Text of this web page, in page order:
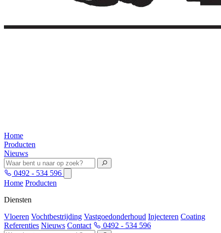
Home
Producten
Nieuws
0492 - 534 596
Home Producten
Diensten
Vloeren Vochtbestrijding Vastgoedonderhoud Injecteren Coating
Referenties Nieuws Contact 0492 - 534 596